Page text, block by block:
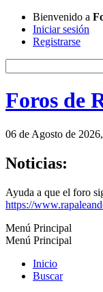
Bienvenido a
Iniciar sesión
Registrarse
Foros de
06 de Agosto de
Noticias:
Ayuda a que el foro
https://
Menú Principal
Menú Principal
Inicio
Buscar